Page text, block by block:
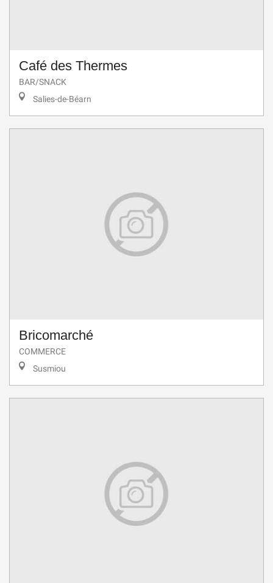
Café des Thermes
BAR/SNACK
Salies-de-Béarn
Bricomarché
COMMERCE
Susmiou